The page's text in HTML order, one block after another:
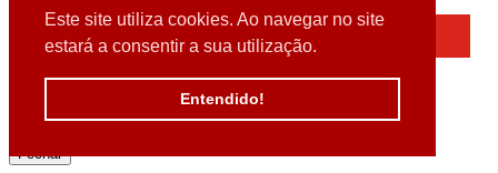
Este site utiliza cookies. Ao navegar no site
estará a consentir a sua utilização.
Entendido!
Detectamos que está a usar um browser desatualizado
Por favor, atualize o seu browser
para garantir uma melhor experiência.
Fechar